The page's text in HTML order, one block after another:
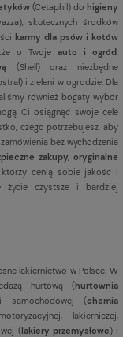
(Cetaphil) do higieny
skutecznych środków
karmy dla psów i kotów
o Twojeauto i ogród
(Shell) oraz niezbędne
i zieleni w ogrodzie. Dla
również bogaty wybór
Ci osiągnąć swoje cele
czego potrzebujesz, aby
bez wychodzenia
zakupy, oryginalne
którzy cenią sobie jakość i
życie czystsze i bardziej
lakiernictwo w Polsce. W
hurtową (hurtownia
samochodowej (chemia
lakierniczej,
(lakiery przemysłowe) i